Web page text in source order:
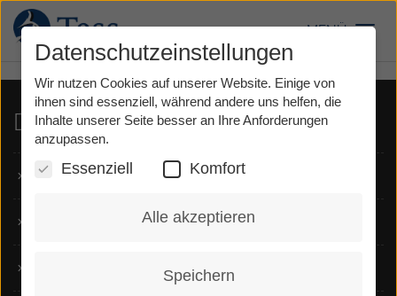
Direkt
zum
Inhalt
MENÜ
Dienste
TeSign
Datenschutzeinstellungen
Wir nutzen Cookies auf unserer Website. Einige von
ihnen sind essenziell, während andere uns helfen, die
Inhalte unserer Seite besser an Ihre Anforderungen
anzupassen.
Essenziell Komfort
Alle akzeptieren
Speichern